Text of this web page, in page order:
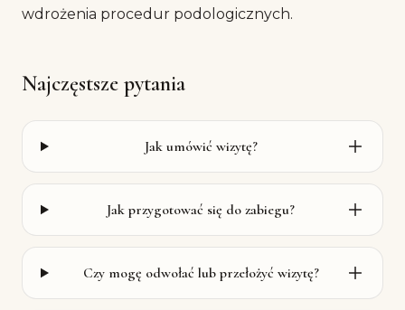
wdrożenia procedur podologicznych.
Najczęstsze pytania
Jak umówić wizytę?
Jak przygotować się do zabiegu?
Czy mogę odwołać lub przełożyć wizytę?